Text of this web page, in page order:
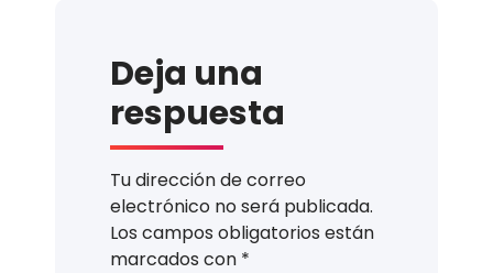
Deja una
respuesta
Tu dirección de correo
electrónico no será publicada.
Los campos obligatorios están
marcados con *